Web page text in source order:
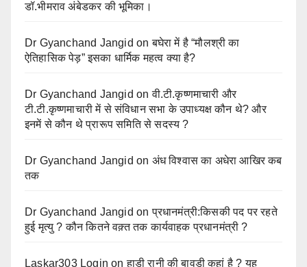
डॉ.भीमराव अंबेडकर की भूमिका।
Dr Gyanchand Jangid onबघेरा में है “मौलश्री का
ऐतिहासिक पेड़” इसका धार्मिक महत्व क्या है?
Dr Gyanchand Jangid onवी.टी.कृष्णमाचारी और
टी.टी.कृष्णमाचारी में से संविधान सभा के उपाध्यक्ष कौन थे? और
इनमें से कौन थे प्रारूप समिति से सदस्य ?
Dr Gyanchand Jangid on अंध विश्वास का अधेरा आखिर कब
तक
Dr Gyanchand Jangid onप्रधानमंत्री:किसकी पद पर रहते
हुई मृत्यु ? कौन कितने वक़्त तक कार्यवाहक प्रधानमंत्री ?
Laskar303 Login onहाड़ी रानी की बावड़ी कहां है ? यह